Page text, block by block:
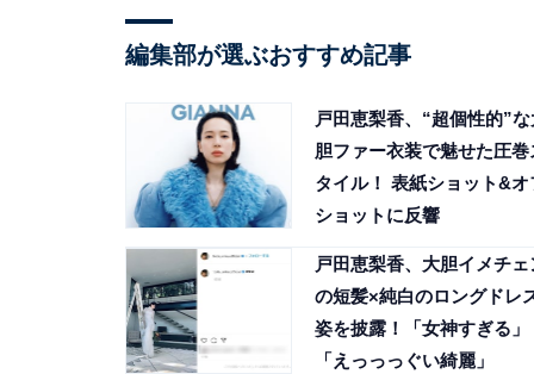
編集部が選ぶおすすめ記事
戸田恵梨香、“超個性的”な
胆ファー衣装で魅せた圧巻
タイル！ 表紙ショット&オ
ショットに反響
戸田恵梨香、大胆イメチェ
の短髪×純白のロングドレ
姿を披露！「女神すぎる」
「えっっっぐい綺麗」